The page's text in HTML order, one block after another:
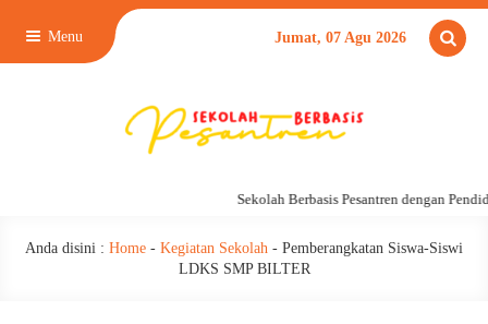
Menu Jumat, 07 Agu 2026
Sekolah Berbasis Pesantren dengan
Anda disini : Home - Kegiatan Sekolah - Pemberangkatan Siswa-Siswi
LDKS SMP BILTER